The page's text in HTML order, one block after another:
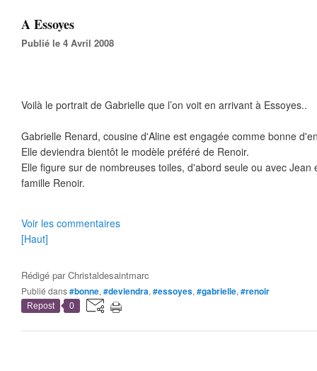
A Essoyes
Publié le 4 Avril 2008
Voilà le portrait de Gabrielle que l’on voit en arrivant à Essoyes..
Gabrielle Renard, cousine d'Aline est engagée comme bonne
Elle deviendra bientôt le modèle préféré de Renoir.
Elle figure sur de nombreuses toiles, d'abord seule ou avec
famille Renoir.
Voir les commentaires
[Haut]
Rédigé parChristaldesaintmarc
Publié dans#bonne, #deviendra, #essoyes, #gabrielle, #renoir
Repost 0